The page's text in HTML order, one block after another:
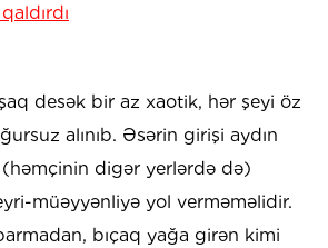
desək bir az xaotik, hər şeyi öz
alınıb. Əsərin girişi aydın
(həmçinin digər yerlərdə də)
müəyyənliyə yol verməməlidir.
bıçaq yağa girən kimi